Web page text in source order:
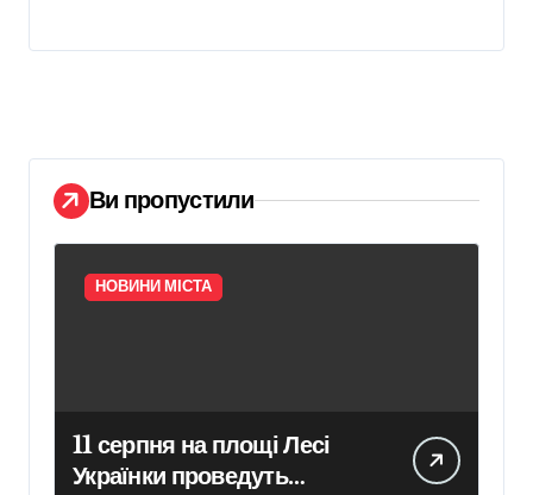
Ви пропустили
НОВИНИ МІСТА
11 серпня на площі Лесі
Українки проведуть